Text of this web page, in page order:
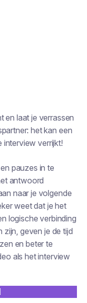
en laat je verrassen
het kan een
interview verrijkt!
pauzes in te
antwoord
naar je volgende
weet dat je het
logische verbinding
zijn, geven je de tijd
en beter te
als het interview